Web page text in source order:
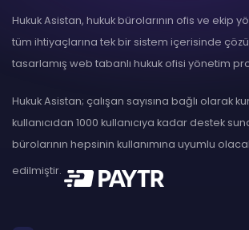
Hukuk Asistan, hukuk bürolarının ofis ve ekip
tüm ihtiyaçlarına tek bir sistem içerisinde
tasarlamış web tabanlı hukuk ofisi yönetim
Hukuk Asistan; çalışan sayısına bağlı olarak
kullanıcıdan 1000 kullanıcıya kadar destek
bürolarının hepsinin kullanımına uyumlu
edilmiştir.